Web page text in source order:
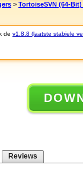
> TortoiseSVN (64-Bit)
de v1.8.8 (laatste stabiele
Reviews